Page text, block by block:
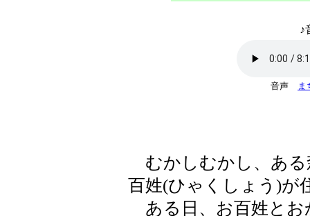
♪
音声 ま
むかしむかし、ある
百姓(ひゃくしょう)が
ある日、お百姓とお